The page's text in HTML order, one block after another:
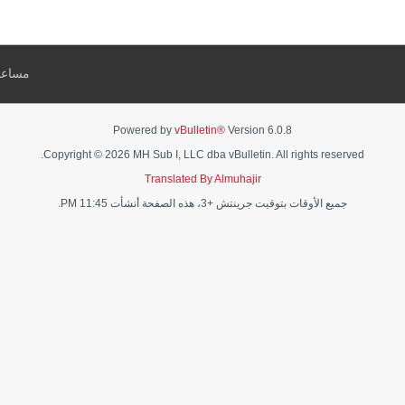
Powered by vBulletin® Version 6.0.8
Copyright © 2026 MH Sub I, LLC dba vBulletin. All rights reserved.
Translated By Almuhajir
جميع الأوقات بتوقيت جرينتش +3، هذه الصفحة أنشأت 11:45 PM.